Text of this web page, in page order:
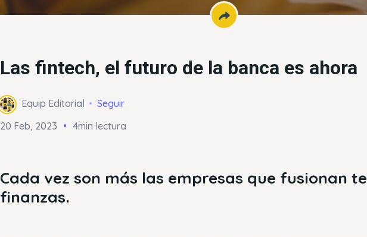
Las fintech, el futuro de la banca es ahora
Equip Editorial
Seguir
20 Feb, 2023
4min lectura
Cada vez son más las empresas que fusionan
finanzas.